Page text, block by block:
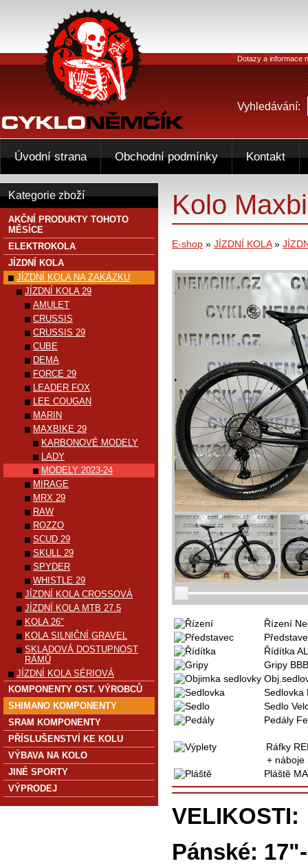
Kolo
E-shop » JÍZDNÍ KOLA»
Řízení
Řídítka AL
Gripy
Sedlovka
Sedlo
Pedály
Ráfky
+ náboje
Pláště
VELIKOSTI:
Pánské:
Kategorie zboží
AKČNÍ PRODUKTY TOHOTO
MĚSÍCE
ELEKTROKOLA
JÍZDNÍ KOLA
JÍZDNÍ KOLA NA ZAKÁZKU
JÍZDNÍ KOLA 29
AMULET
CRUSSIS
CRUSSIS 29
CUBE
DEMA
FORCE 29
LEADER FOX
LEE COUGAN
MARIN
MAXBIKE 29
KARBONOVÉ MODELY
LADY
MODELY 2023-24
MIRAGE
MRX 29
RAW
ROZZO
SCUD 29
SKULL 29
SPYDER
WHISTLE 29
JÍZDNÍ KOLA CROSSOVÁ
JÍZDNÍ KOLA MTB 27.5
KOLA 26"
KOLA SILNIČNÍ,GRAVEL
SKLADOVÁ DOSTUPNOST
RÁMŮ
JÍZDNÍ KOLA SÉRIOVÁ
KOMPONENTY OST. VÝROBCŮ
SHIMANO KOMPONENTY
SRAM KOMPONENTY
PŘÍSLUŠENSTVÍ KE KOLU
VÝBAVA NA KOLO
JINÉ SPORTY
VÝPRODEJ
Dotazy a informace
Vyhledávání:
Úvodní strana Obchodní podmínky Kontakt